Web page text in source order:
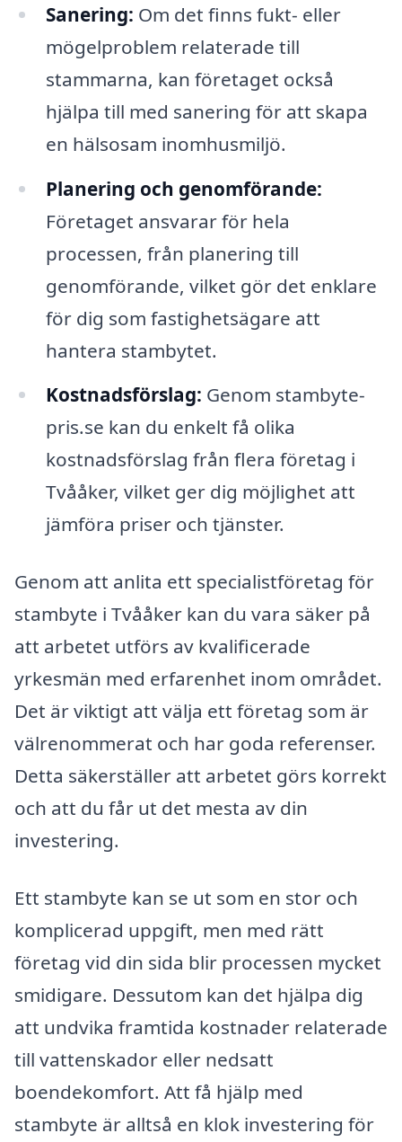
Sanering: Om det finns fukt- eller
mögelproblem relaterade till
stammarna, kan företaget också
hjälpa till med sanering för att skapa
en hälsosam inomhusmiljö.
Planering och genomförande:
Företaget ansvarar för hela
processen, från planering till
genomförande, vilket gör det enklare
för dig som fastighetsägare att
hantera stambytet.
Kostnadsförslag: Genom stambyte-
pris.se kan du enkelt få olika
kostnadsförslag från flera företag i
Tvååker, vilket ger dig möjlighet att
jämföra priser och tjänster.
Genom att anlita ett specialistföretag för
stambyte i Tvååker kan du vara säker på
att arbetet utförs av kvalificerade
yrkesmän med erfarenhet inom området.
Det är viktigt att välja ett företag som är
välrenommerat och har goda referenser.
Detta säkerställer att arbetet görs korrekt
och att du får ut det mesta av din
investering.
Ett stambyte kan se ut som en stor och
komplicerad uppgift, men med rätt
företag vid din sida blir processen mycket
smidigare. Dessutom kan det hjälpa dig
att undvika framtida kostnader relaterade
till vattenskador eller nedsatt
boendekomfort. Att få hjälp med
stambyte är alltså en klok investering för